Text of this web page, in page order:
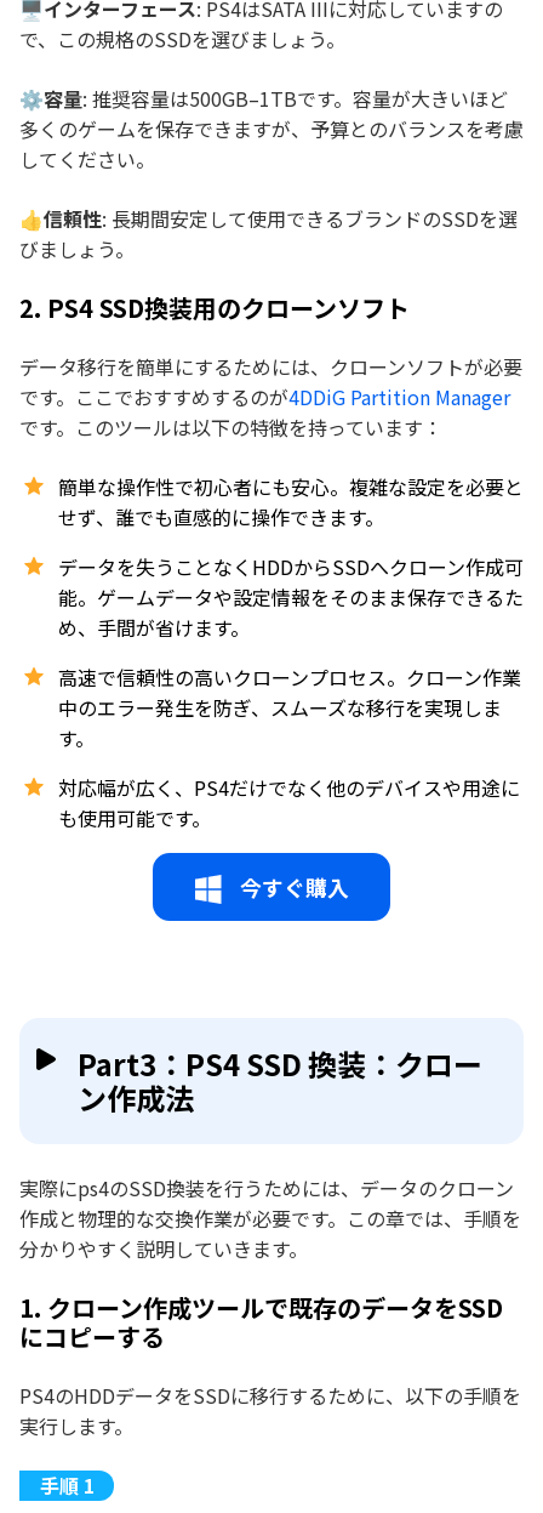
🖥インターフェース: PS4はSATA IIIに対応していますの
で、この規格のSSDを選びましょう。
⚙️容量: 推奨容量は500GB–1TBです。容量が大きいほど
多くのゲームを保存できますが、予算とのバランスを考慮
してください。
👍信頼性: 長期間安定して使用できるブランドのSSDを選
びましょう。
2. PS4 SSD換装用のクローンソフト
データ移行を簡単にするためには、クローンソフトが必要
です。ここでおすすめするのが4DDiG Partition Manager
です。このツールは以下の特徴を持っています：
簡単な操作性で初心者にも安心。複雑な設定を必要と
せず、誰でも直感的に操作できます。
データを失うことなくHDDからSSDへクローン作成可
能。ゲームデータや設定情報をそのまま保存できるた
め、手間が省けます。
高速で信頼性の高いクローンプロセス。クローン作業
中のエラー発生を防ぎ、スムーズな移行を実現しま
す。
対応幅が広く、PS4だけでなく他のデバイスや用途に
も使用可能です。
今すぐ購入
Part3：PS4 SSD 換装：クロー
ン作成法
実際にps4のSSD換装を行うためには、データのクローン
作成と物理的な交換作業が必要です。この章では、手順を
分かりやすく説明していきます。
1. クローン作成ツールで既存のデータをSSD
にコピーする
PS4のHDDデータをSSDに移行するために、以下の手順を
実行します。